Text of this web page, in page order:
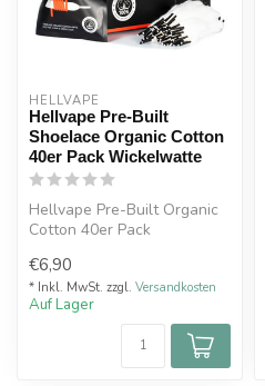
HELLVAPE
Hellvape Pre-Built
Shoelace Organic Cotton
40er Pack Wickelwatte
Hellvape Pre-Built Organic
Cotton 40er Pack
den Dampfbe...
€6,90
* Inkl. MwSt. zzgl. Versandkosten
Auf Lager